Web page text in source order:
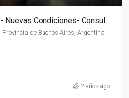
VENDE- Local/oficina- Nuevas Condiciones- Consulte Financiación
Provincia de Buenos Aires, Argentina
2 años ago